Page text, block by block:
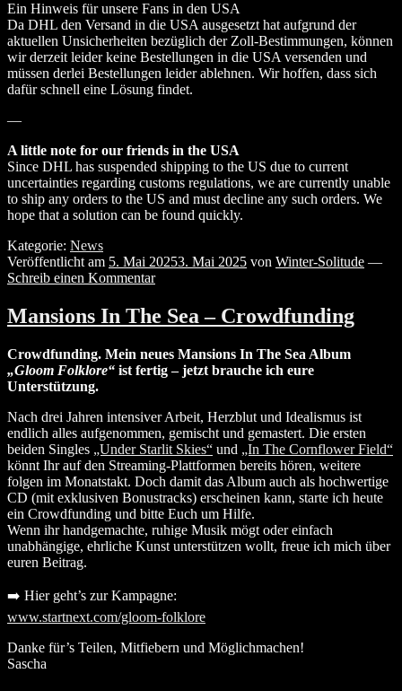
Ein Hinweis für unsere Fans in den USA
Da DHL den Versand in die USA ausgesetzt hat aufgrund der
aktuellen Unsicherheiten bezüglich der Zoll-Bestimmungen, können
wir derzeit leider keine Bestellungen in die USA versenden und
müssen derlei Bestellungen leider ablehnen. Wir hoffen, dass sich
dafür schnell eine Lösung findet.
—
A little note for our friends in the USA
Since DHL has suspended shipping to the US due to current
uncertainties regarding customs regulations, we are currently unable
to ship any orders to the US and must decline any such orders. We
hope that a solution can be found quickly.
Kategorie: News
Veröffentlicht am 5. Mai 20253. Mai 2025 von Winter-Solitude —
Schreib einen Kommentar
Mansions In The Sea – Crowdfunding
Crowdfunding. Mein neues Mansions In The Sea Album
„Gloom Folklore“ ist fertig – jetzt brauche ich eure
Unterstützung.
Nach drei Jahren intensiver Arbeit, Herzblut und Idealismus ist
endlich alles aufgenommen, gemischt und gemastert. Die ersten
beiden Singles „Under Starlit Skies“ und „In The Cornflower Field“
könnt Ihr auf den Streaming-Plattformen bereits hören, weitere
folgen im Monatstakt. Doch damit das Album auch als hochwertige
CD (mit exklusiven Bonustracks) erscheinen kann, starte ich heute
ein Crowdfunding und bitte Euch um Hilfe.
Wenn ihr handgemachte, ruhige Musik mögt oder einfach
unabhängige, ehrliche Kunst unterstützen wollt, freue ich mich über
euren Beitrag.
➡️ Hier geht’s zur Kampagne:
www.startnext.com/gloom-folklore
Danke für’s Teilen, Mitfiebern und Möglichmachen!
Sascha